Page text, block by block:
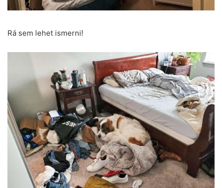
Rá sem lehet ismerni!